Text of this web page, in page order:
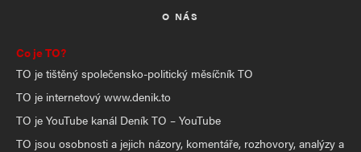
O NÁS
Co je TO?
TO je tištěný společensko-politický měsíčník TO
TO je internetový www.denik.to
TO je YouTube kanál Deník TO – YouTube
TO jsou osobnosti a jejich názory, komentáře, rozhovory, analýzy a